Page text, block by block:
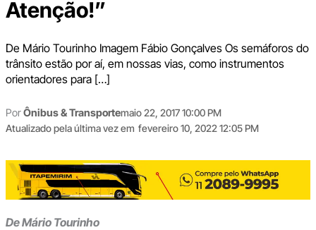
Atenção!”
De Mário Tourinho Imagem Fábio Gonçalves Os semáforos do
trânsito estão por aí, em nossas vias, como instrumentos
orientadores para […]
PorÔnibus & Transportemaio 22, 2017 10:00 PM
Atualizado pela última vez em fevereiro 10, 2022 12:05 PM
De Mário Tourinho